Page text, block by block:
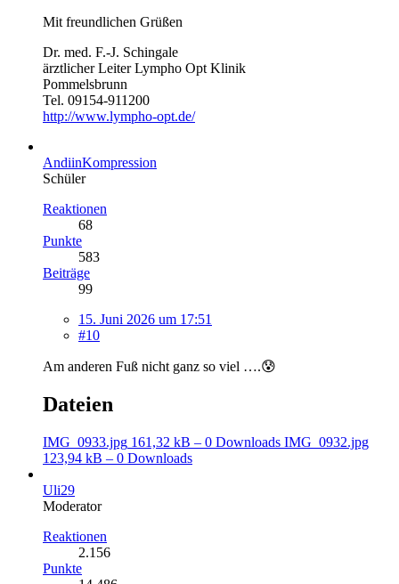
Mit freundlichen Grüßen
Dr. med. F.-J. Schingale
ärztlicher Leiter Lympho Opt Klinik
Pommelsbrunn
Tel. 09154-911200
http://www.lympho-opt.de/
AndiinKompression
Schüler
Reaktionen
68
Punkte
583
Beiträge
99
15. Juni 2026 um 17:51
#10
Am anderen Fuß nicht ganz so viel ….😰
Dateien
IMG_0933.jpg 161,32 kB – 0 Downloads IMG_0932.jpg
123,94 kB – 0 Downloads
Uli29
Moderator
Reaktionen
2.156
Punkte